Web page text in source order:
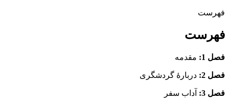
فهرست
فهرست
فصل 1: مقدمه
فصل 2: دربارۀ گردشگری
فصل 3: آداب سفر